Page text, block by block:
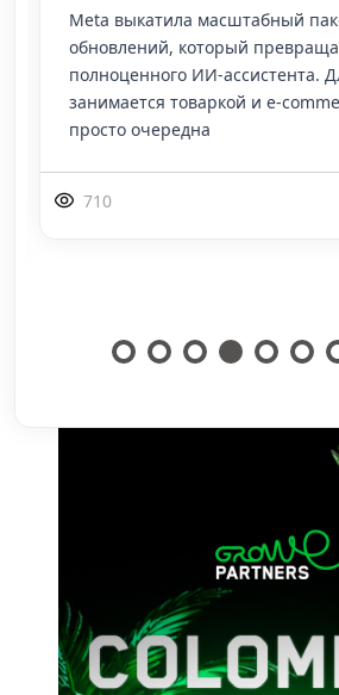
Meta выкатила масштабный
обновлений, который
полноценного ИИ-ассистента.
занимается товаркой и e-
просто очередна
710